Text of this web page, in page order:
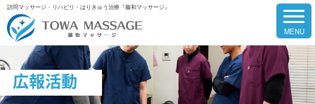
訪問マッサージ・リハビリ・はりきゅう治療『藤和マッサージ』
広報活動